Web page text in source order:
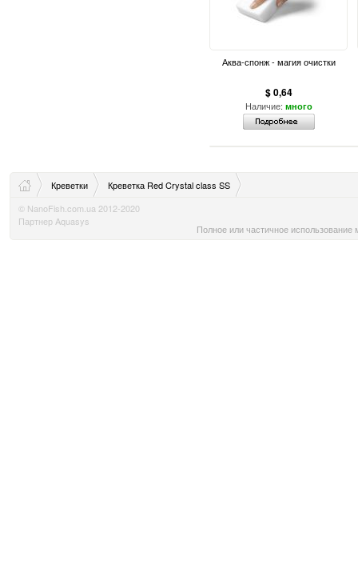
Аква-спонж - магия очистки
$ 0,64
Наличие: много
Креветки
Креветка Red Crystal class SS
© NanoFish.com.ua 2012-2020
Партнер Aquasys
Полное или частичное